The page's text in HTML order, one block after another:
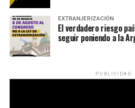
EXTRANJERIZACIÓN
El verdadero riesgo
seguir poniendo a la
PUBLICIDAD